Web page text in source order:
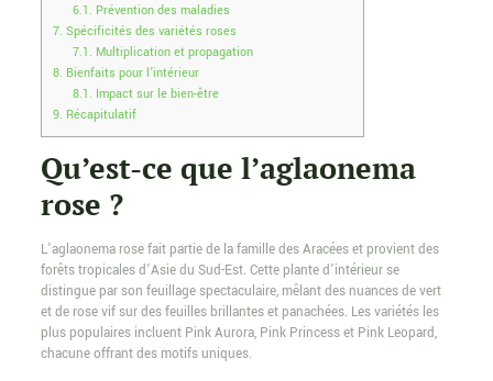
6.1. Prévention des maladies
7. Spécificités des variétés roses
7.1. Multiplication et propagation
8. Bienfaits pour l’intérieur
8.1. Impact sur le bien-être
9. Récapitulatif
Qu’est-ce que l’aglaonema
rose ?
L’aglaonema rose fait partie de la famille des Aracées et provient des
forêts tropicales d’Asie du Sud-Est. Cette plante d’intérieur se
distingue par son feuillage spectaculaire, mêlant des nuances de vert
et de rose vif sur des feuilles brillantes et panachées. Les variétés les
plus populaires incluent Pink Aurora, Pink Princess et Pink Leopard,
chacune offrant des motifs uniques.